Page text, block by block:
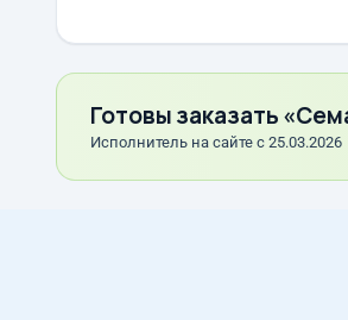
Готовы заказать
Исполнитель на сайте с 25.03.2026